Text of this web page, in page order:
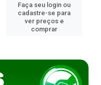
Faça seu login ou
cadastre-se para
ver preços e
comprar